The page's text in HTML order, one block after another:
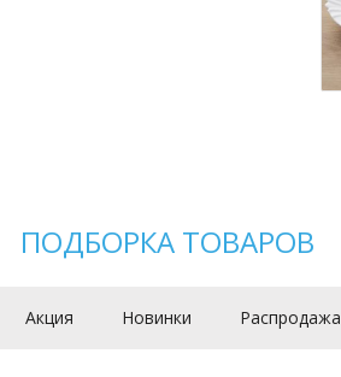
ПОДБОРКА ТОВАРОВ
Акция Новинки Распродажа